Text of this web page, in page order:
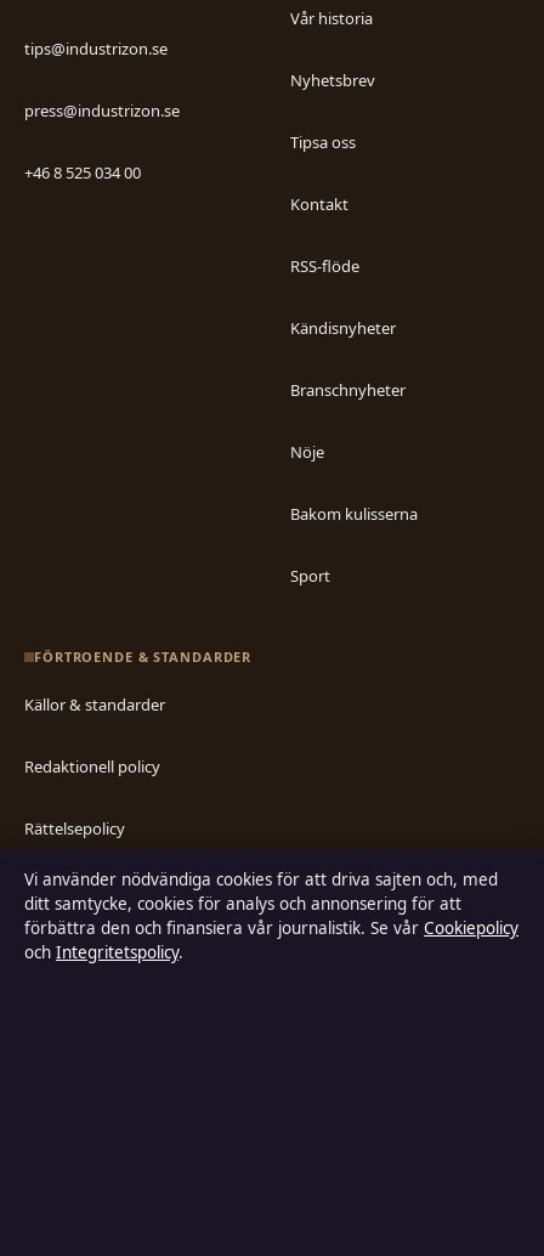
tips@industrizon.se
press@industrizon.se
+46 8 525 034 00
Vår historia
Nyhetsbrev
Tipsa oss
Kontakt
RSS-flöde
Kändisnyheter
Branschnyheter
Nöje
Bakom kulisserna
Sport
FÖRTROENDE & STANDARDER
Källor & standarder
Redaktionell policy
Rättelsepolicy
Faktagranskningspolicy
Ägande & finansiering
Vi använder nödvändiga cookies för att driva sajten och, med
ditt samtycke, cookies för analys och annonsering för att
förbättra den och finansiera vår journalistik. Se vår Cookiepolicy
och Integritetspolicy.